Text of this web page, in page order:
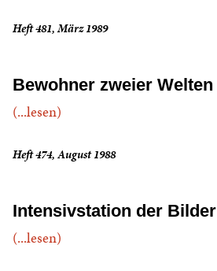
Heft 481, März 1989
Bewohner zweier Welten
(...lesen)
Heft 474, August 1988
Intensivstation der Bilder
(...lesen)